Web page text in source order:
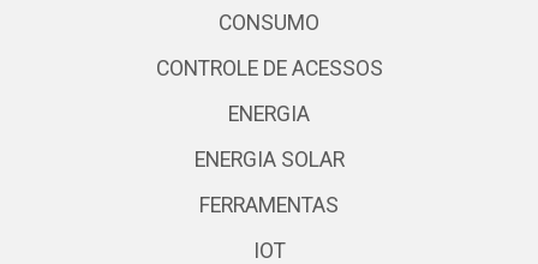
CONSUMO
CONTROLE DE ACESSOS
ENERGIA
ENERGIA SOLAR
FERRAMENTAS
IOT